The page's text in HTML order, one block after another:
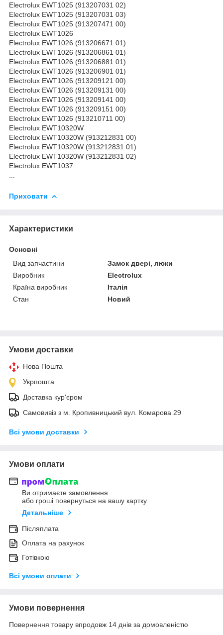
Electrolux EWT1025 (913207031 02)
Electrolux EWT1025 (913207031 03)
Electrolux EWT1025 (913207471 00)
Electrolux EWT1026
Electrolux EWT1026 (913206671 01)
Electrolux EWT1026 (913206861 01)
Electrolux EWT1026 (913206881 01)
Electrolux EWT1026 (913206901 01)
Electrolux EWT1026 (913209121 00)
Electrolux EWT1026 (913209131 00)
Electrolux EWT1026 (913209141 00)
Electrolux EWT1026 (913209151 00)
Electrolux EWT1026 (913210711 00)
Electrolux EWT10320W
Electrolux EWT10320W (913212831 00)
Electrolux EWT10320W (913212831 01)
Electrolux EWT10320W (913212831 02)
Electrolux EWT1037
Приховати
Характеристики
Основні
Вид запчастини
Замок двері, люки
Виробник
Electrolux
Країна виробник
Італія
Стан
Новий
Умови доставки
Нова Пошта
Укрпошта
Доставка кур'єром
Самовивіз з м. Кропивницький вул. Комарова 29
Всі умови доставки
Умови оплати
Ви отримаєте замовлення
або гроші повернуться на вашу картку
Детальніше
Післяплата
Оплата на рахунок
Готівкою
Всі умови оплати
Умови повернення
Повернення товару впродовж 14 днів за домовленістю